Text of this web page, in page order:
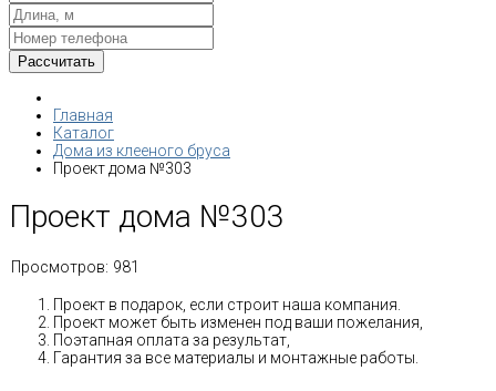
Главная
Каталог
Дома из клееного бруса
Проект дома №303
Проект дома №303
Просмотров: 981
Проект в подарок, если строит наша компания.
Проект может быть изменен под ваши пожелания,
Поэтапная оплата за результат,
Гарантия за все материалы и монтажные работы.